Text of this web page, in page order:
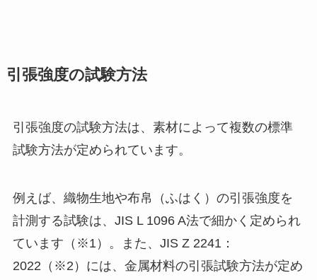
引張強度の試験方法
引張強度の試験方法は、素材によって複数の標準
試験方法が定められています。
例えば、織物生地や布帛（ふはく）の引張強度を
計測する試験は、JIS L 1096 A法で細かく定められ
ています（※1）。また、JIS Z 2241：
2022（※2）には、金属材料の引張試験方法が定め